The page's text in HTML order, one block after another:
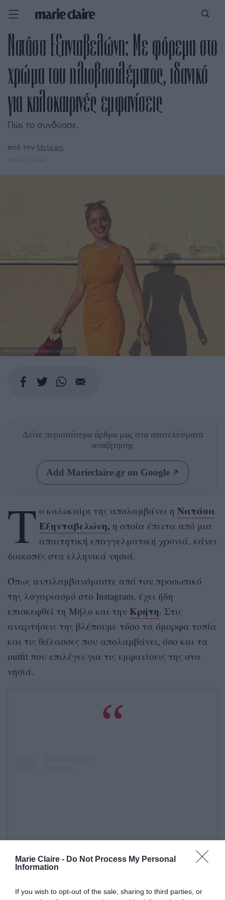
Marie Claire - Do Not Process My Personal
Information
If you wish to opt-out of the sale, sharing to third parties, or
Νατάσα Εξηνταβελώνη: Με φόρεμα στο
χρώμα του ηλιοβασιλέματος, ιδανικό
για καλοκαιρινές εμφανίσεις
Πώς το συνδύασε.
από την Mcteam
INSTAGRAM.COM/@EXIDAVELONINATASA
Δείτε περισσότερα άρθρα μας στα αποτελέσματα
αναζήτησης
Add Marieclaire.gr on Google
Τ ο καλοκαίρι της απολαμβάνει η Νατάσα
Εξηνταβελώνη, η οποία έπειτα από μια
απαιτητική επαγγελματική χρονιά, κάνει
διακοπές στα ελληνικά νησιά.
Όπως αντιλαμβανόμαστε από τον προσωπικό
της λογαριασμό στο Instagram, έχει ήδη
επισκεφθεί τη Μήλο και την Κρήτη. Στις
αναρτήσεις της βλέπουμε τόσο τα όμορφα τοπία
και τις θάλασσες που απολαμβάνει, όσο και τα
outfit που επιλέγει για τις εμφανίσεις της στα
νησιά.